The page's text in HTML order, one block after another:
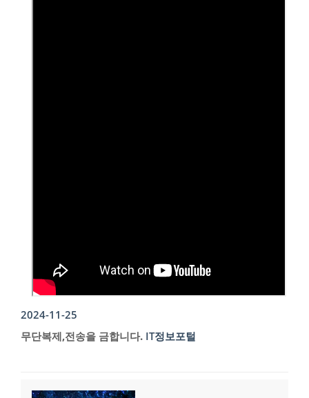
2024-11-25
무단복제,전송을 금합니다. IT정보포털